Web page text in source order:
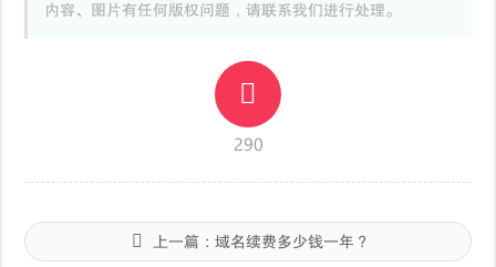
内容、图片有任何版权问题，请联系我们进行处理。
290
上一篇：域名续费多少钱一年？